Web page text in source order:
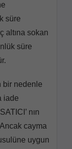
süre
altına sokan
süre
bir nedenle
iade
nın
cayma
uygun